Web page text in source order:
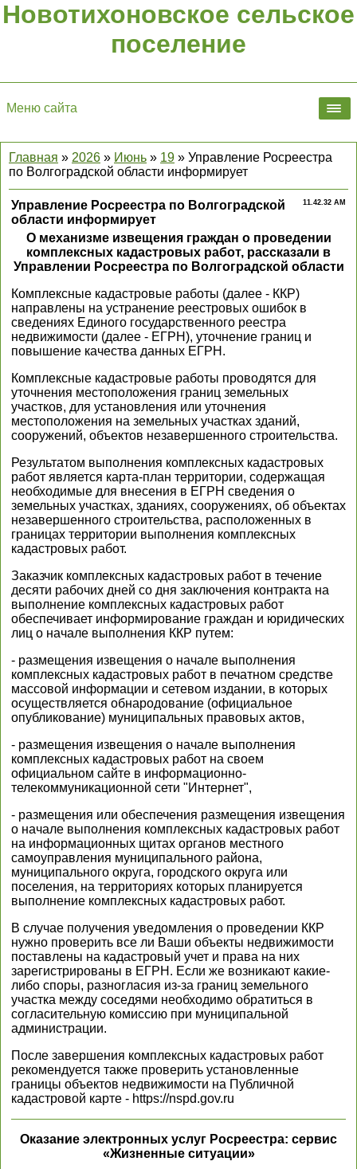
Новотихоновское сельское
поселение
Меню сайта
Главная » 2026 » Июнь » 19 » Управление Росреестра
по Волгоградской области информирует
11.42.32 AM
Управление Росреестра по Волгоградской
области информирует
О механизме извещения граждан о проведении
комплексных кадастровых работ, рассказали в
Управлении Росреестра по Волгоградской области
Комплексные кадастровые работы (далее - ККР)
направлены на устранение реестровых ошибок в
сведениях Единого государственного реестра
недвижимости (далее - ЕГРН), уточнение границ и
повышение качества данных ЕГРН.
Комплексные кадастровые работы проводятся для
уточнения местоположения границ земельных
участков, для установления или уточнения
местоположения на земельных участках зданий,
сооружений, объектов незавершенного строительства.
Результатом выполнения комплексных кадастровых
работ является карта-план территории, содержащая
необходимые для внесения в ЕГРН сведения о
земельных участках, зданиях, сооружениях, об объектах
незавершенного строительства, расположенных в
границах территории выполнения комплексных
кадастровых работ.
Заказчик комплексных кадастровых работ в течение
десяти рабочих дней со дня заключения контракта на
выполнение комплексных кадастровых работ
обеспечивает информирование граждан и юридических
лиц о начале выполнения ККР путем:
- размещения извещения о начале выполнения
комплексных кадастровых работ в печатном средстве
массовой информации и сетевом издании, в которых
осуществляется обнародование (официальное
опубликование) муниципальных правовых актов,
- размещения извещения о начале выполнения
комплексных кадастровых работ на своем
официальном сайте в информационно-
телекоммуникационной сети "Интернет",
- размещения или обеспечения размещения извещения
о начале выполнения комплексных кадастровых работ
на информационных щитах органов местного
самоуправления муниципального района,
муниципального округа, городского округа или
поселения, на территориях которых планируется
выполнение комплексных кадастровых работ.
В случае получения уведомления о проведении ККР
нужно проверить все ли Ваши объекты недвижимости
поставлены на кадастровый учет и права на них
зарегистрированы в ЕГРН. Если же возникают какие-
либо споры, разногласия из-за границ земельного
участка между соседями необходимо обратиться в
согласительную комиссию при муниципальной
администрации.
После завершения комплексных кадастровых работ
рекомендуется также проверить установленные
границы объектов недвижимости на Публичной
кадастровой карте - https://nspd.gov.ru
Оказание электронных услуг Росреестра: сервис
«Жизненные ситуации»